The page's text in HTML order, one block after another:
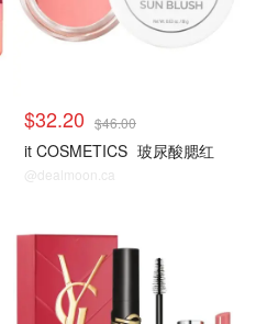
$32.20 $46.00
it COSMETICS 玻尿酸腮红
@dealmoon.ca